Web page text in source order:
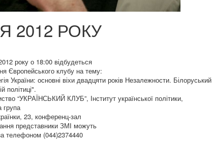
2012 РОКУ
року о 18:00 відбудеться
Європейського клубу на тему:
України: основні віхи двадцяти років Незалежности. Білоруський
політиці".
“УКРАЇНСЬКИЙ КЛУБ”, Інститут української політики,
група
23, конференц-зал
представники ЗМІ можуть
телефоном (044)2374440